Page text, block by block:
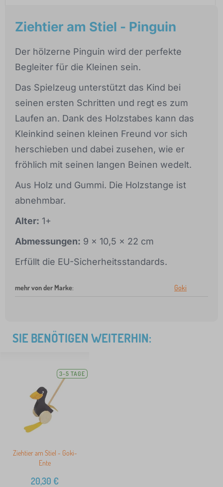
Ziehtier am Stiel - Pinguin
Der hölzerne Pinguin wird der perfekte
Begleiter für die Kleinen sein.
Das Spielzeug unterstützt das Kind bei
seinen ersten Schritten und regt es zum
Laufen an. Dank des Holzstabes kann das
Kleinkind seinen kleinen Freund vor sich
herschieben und dabei zusehen, wie er
fröhlich mit seinen langen Beinen wedelt.
Aus Holz und Gummi. Die Holzstange ist
abnehmbar.
Alter: 1+
Abmessungen: 9 x 10,5 x 22 cm
Erfüllt die EU-Sicherheitsstandards.
mehr von der Marke: Goki
SIE BENÖTIGEN WEITERHIN:
3-5 TAGE
Ziehtier am Stiel - Goki-
Ente
20,30 €